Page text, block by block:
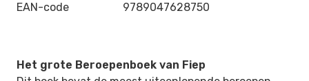
EAN-code 9789047628750
Het grote Beroepenboek van Fiep